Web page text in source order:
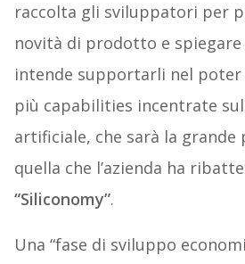
raccolta gli sviluppatori per
novità di prodotto e
intende supportarli nel
più capabilities incentrate
artificiale, che sarà la
quella che l’azienda ha
“Siliconomy”.
Una “fase di sviluppo